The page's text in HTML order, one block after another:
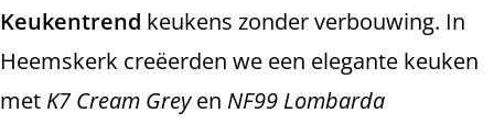
Keukentrend keukens zonder verbouwing. In
Heemskerk creëerden we een elegante keuken
met K7 Cream Greyen NF99 Lombarda